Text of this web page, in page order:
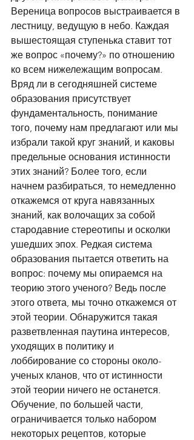
Вереница вопросов выстраивается в
лестницу, ведущую в небо. Каждая
вышестоящая ступенька ставит тот
же вопрос «почему?» по отношению
ко всем нижележащим вопросам.
Вряд ли в сегодняшней системе
образования присутствует
фундаментальность, понимание
того, почему нам предлагают или мы
избрали такой круг знаний, и каковы
предельные основания истинности
этих знаний? Более того, если
начнем разбираться, то немедленно
откажемся от круга навязанных
знаний, как волочащих за собой
стародавние стереотипы и осколки
ушедших эпох. Редкая система
образования пытается ответить на
вопрос: почему мы опираемся на
теорию этого ученого? Ведь после
этого ответа, мы точно откажемся от
этой теории. Обнаружится такая
разветвленная паутина интересов,
уходящих в политику и
лоббирование со стороны около-
ученых кланов, что от истинности
этой теории ничего не останется.
Обучение, по большей части,
ограничивается только набором
некоторых рецептов, которые